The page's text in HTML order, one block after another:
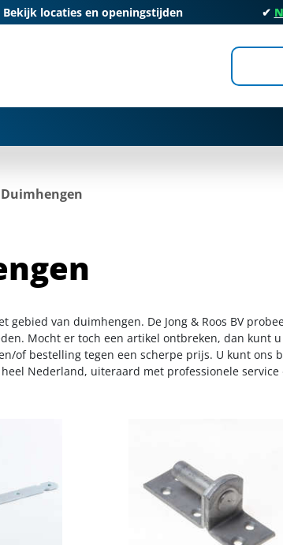
Bekijk locaties en openingstijden ✔
Duimhengen
gebied van duimhengen. De Jong & Roos BV
Mocht er toch een artikel ontbreken, dan kunt
of bestelling tegen een scherpe prijs. U kunt ons
Nederland, uiteraard met professionele